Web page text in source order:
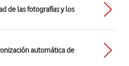
de las fotografías y los
automática de